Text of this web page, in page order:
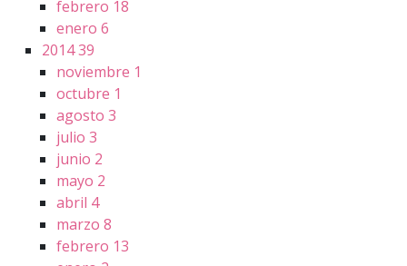
febrero 18
enero 6
201439
noviembre 1
octubre 1
agosto 3
julio 3
junio 2
mayo 2
abril 4
marzo 8
febrero 13